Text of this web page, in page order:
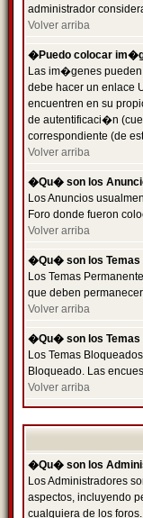
administrador
Volver arriba
�Puedo colocar
Las im�genes
debe hacer un enlace
encuentren en su
de autentificaci�n
correspondiente (de
Volver arriba
�Qu� son los
Los Anuncios
Foro donde fueron
Volver arriba
�Qu� son los Temas
Los Temas
que deben
Volver arriba
�Qu� son los Temas
Los Temas
Bloqueado. Las
Volver arriba
�Qu� son los
Los Administradores
aspectos, incluyendo
cualquiera de los foros.